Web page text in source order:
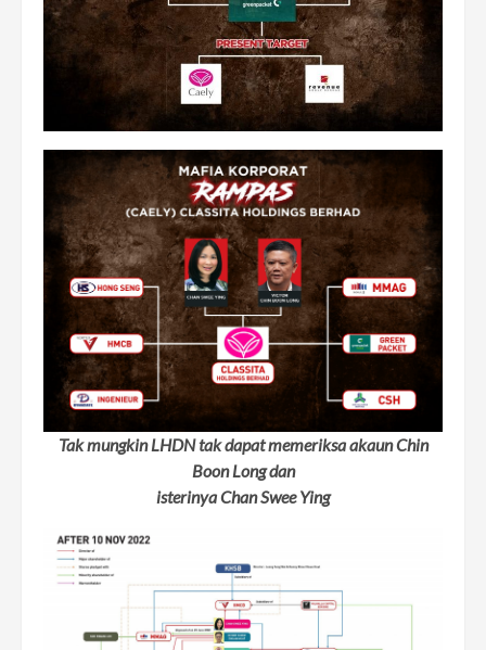
Tak mungkin LHDN tak dapat memeriksa akaun Chin
Boon Long dan
isterinya Chan Swee Ying